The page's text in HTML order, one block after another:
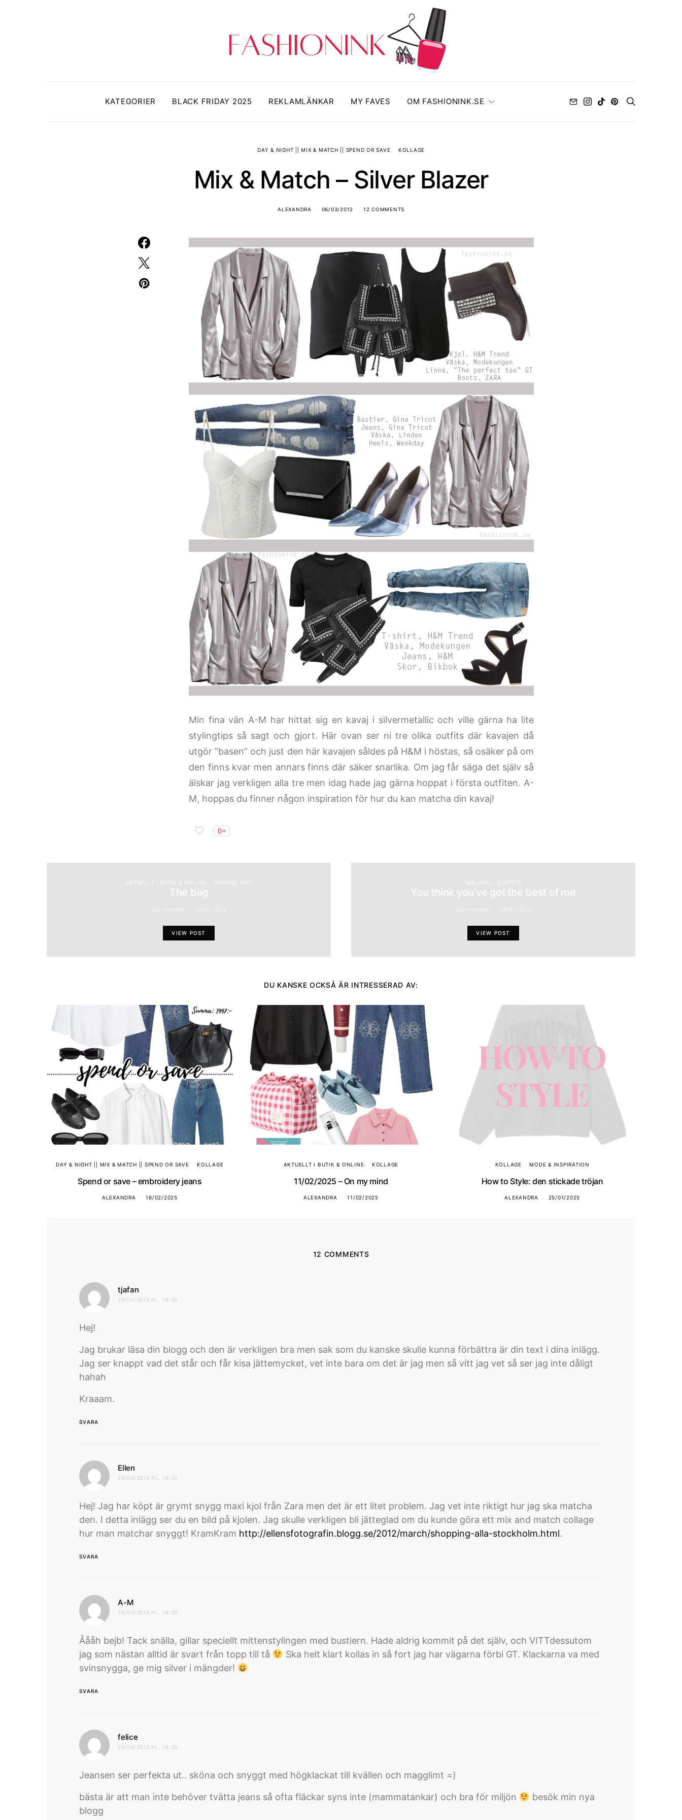
KATEGORIER BLACK FRIDAY 2025 REKLAMLÄNKAR MY FAVES OM FASHIONINK.SE
DAY & NIGHT || MIX & MATCH || SPEND OR SAVE KOLLAGE
Mix & Match – Silver Blazer
ALEXANDRA 06/03/2012 12 COMMENTS
Min fina vän A-M har hittat sig en kavaj i silvermetallic och ville gärna ha lite
stylingtips så sagt och gjort. Här ovan ser ni tre olika outfits där kavajen då
utgör ”basen” och just den här kavajen såldes på H&M i höstas, så osäker på om
den finns kvar men annars finns där säker snarlika. Om jag får säga det själv så
älskar jag verkligen alla tre men idag hade jag gärna hoppat i första outfiten. A-
M, hoppas du finner någon inspiration för hur du kan matcha din kavaj!
0+
AKTUELLT I BUTIK & ONLINE DAGENS TIPS
The bag
VIEW POST
MIN STIL - OUTFITS
You think you’ve got the best of me
VIEW POST
DU KANSKE OCKSÅ ÄR INTRESSERAD AV:
DAY & NIGHT || MIX & MATCH || SPEND OR SAVE KOLLAGE
Spend or save – embroidery jeans
ALEXANDRA 16/02/2025
AKTUELLT I BUTIK & ONLINE KOLLAGE
11/02/2025 – On my mind
ALEXANDRA 11/02/2025
KOLLAGE MODE & INSPIRATION
How to Style: den stickade tröjan
ALEXANDRA 25/01/2025
12 COMMENTS
tjafan
29/04/2013 KL. 16:33
Hej!
Jag brukar läsa din blogg och den är verkligen bra men sak som du kanske skulle kunna förbättra är din text i dina inlägg.
Jag ser knappt vad det står och får kisa jättemycket, vet inte bara om det är jag men så vitt jag vet så ser jag inte dåligt
hahah
Kraaam.
SVARA
Ellen
29/04/2013 KL. 16:33
Hej! Jag har köpt är grymt snygg maxi kjol från Zara men det är ett litet problem. Jag vet inte riktigt hur jag ska matcha
den. I detta inlägg ser du en bild på kjolen. Jag skulle verkligen bli jätteglad om du kunde göra ett mix and match collage
hur man matchar snyggt! KramKram http://ellensfotografin.blogg.se/2012/march/shopping-alla-stockholm.html.
SVARA
A-Mskriver:
29/04/2013 KL. 16:33
Åååh bejb! Tack snälla, gillar speciellt mittenstylingen med bustiern. Hade aldrig kommit på det själv, och VITTdessutom
jag som nästan alltid är svart från topp till tå
Ska helt klart kollas in så fort jag har vägarna förbi GT. Klackarna va med
svinsnygga, ge mig silver i mängder!
SVARA
felice
29/04/2013 KL. 16:33
Jeansen ser perfekta ut.. sköna och snyggt med högklackat till kvällen och magglimt =)
bästa är att man inte behöver tvätta jeans så ofta fläckar syns inte (mammatankar) och bra för miljön
besök min nya
blogg